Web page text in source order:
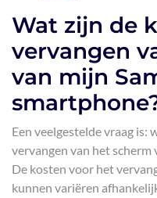
Wat zijn de
vervangen
van mijn
Een veelgestelde vraag is:
vervangen van het scherm
De kosten voor het
kunnen variëren